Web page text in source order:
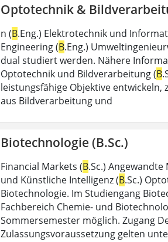
Optotechnik &
n (B.Eng.) Elektrotechnik und
Engineering (B.Eng.)
dual studiert werden. Nähere
Optotechnik und Bildverarbeitung (B
leistungsfähige Objektive entwickeln,
aus Bildverarbeitung und
Biotechnologie (B.Sc.)
Financial Markets (B.Sc.)
und Künstliche Intelligenz (B.Sc.)
Biotechnologie. Im Studiengang
Fachbereich Chemie- und
Sommersemester möglich. Zugang
Zulassungsvoraussetzung gelten